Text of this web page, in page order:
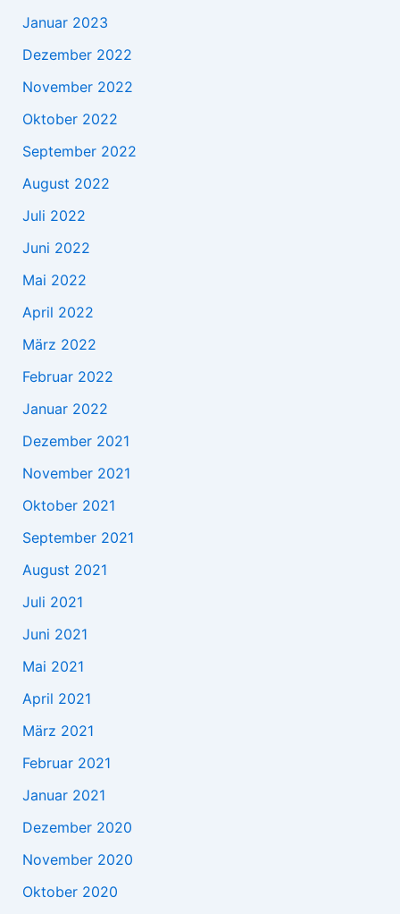
Januar 2023
Dezember 2022
November 2022
Oktober 2022
September 2022
August 2022
Juli 2022
Juni 2022
Mai 2022
April 2022
März 2022
Februar 2022
Januar 2022
Dezember 2021
November 2021
Oktober 2021
September 2021
August 2021
Juli 2021
Juni 2021
Mai 2021
April 2021
März 2021
Februar 2021
Januar 2021
Dezember 2020
November 2020
Oktober 2020